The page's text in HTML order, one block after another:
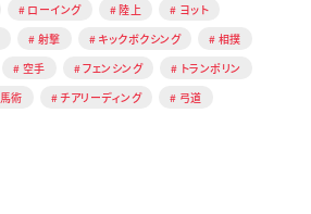
ローイング 陸上
ヨット
射撃 キックボクシング
相撲
空手 フェンシング
トランポリン
馬術 チアリーディング
弓道